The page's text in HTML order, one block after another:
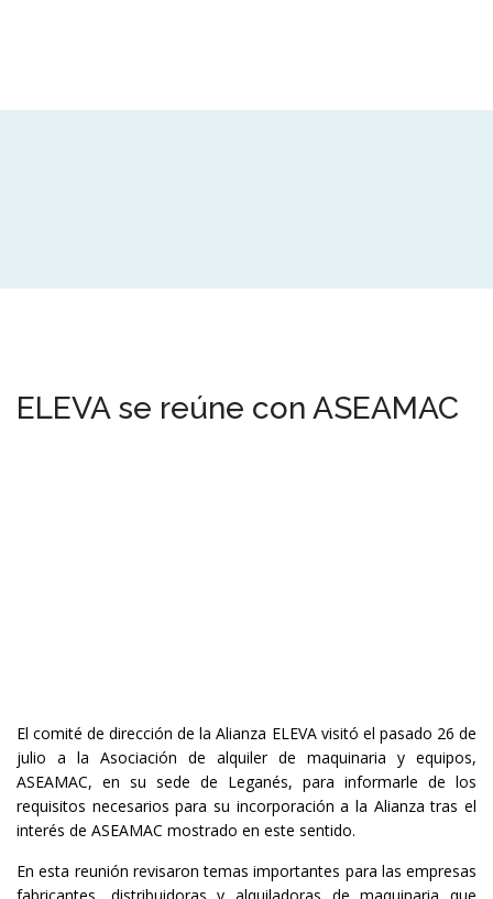
ELEVA se reúne con ASEAMAC
El comité de dirección de la Alianza ELEVA visitó el pasado 26 de
julio a la Asociación de alquiler de maquinaria y equipos,
ASEAMAC, en su sede de Leganés, para informarle de los
requisitos necesarios para su incorporación a la Alianza tras el
interés de ASEAMAC mostrado en este sentido.
En esta reunión revisaron temas importantes para las empresas